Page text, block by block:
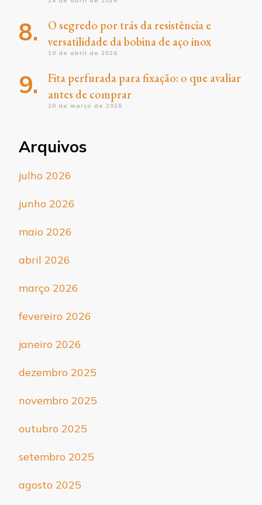
O segredo por trás da resistência e
versatilidade da bobina de aço inox
10 de abril de 2026
Fita perfurada para fixação: o que avaliar
antes de comprar
20 de março de 2026
Arquivos
julho 2026
junho 2026
maio 2026
abril 2026
março 2026
fevereiro 2026
janeiro 2026
dezembro 2025
novembro 2025
outubro 2025
setembro 2025
agosto 2025